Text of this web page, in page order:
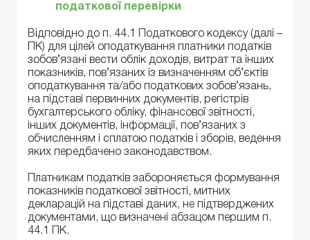
податкової перевірки
Відповідно до п. 44.1 Податкового кодексу (далі –
ПК) для цілей оподаткування платники податків
зобов’язані вести облік доходів, витрат та інших
показників, пов’язаних із визначенням об’єктів
оподаткування та/або податкових зобов’язань,
на підставі первинних документів, регістрів
бухгалтерського обліку, фінансової звітності,
інших документів, інформації, пов’язаних з
обчисленням і сплатою податків і зборів, ведення
яких передбачено законодавством.
Платникам податків забороняється формування
показників податкової звітності, митних
декларацій на підставі даних, не підтверджених
документами, що визначені абзацом першим п.
44.1 ПК.